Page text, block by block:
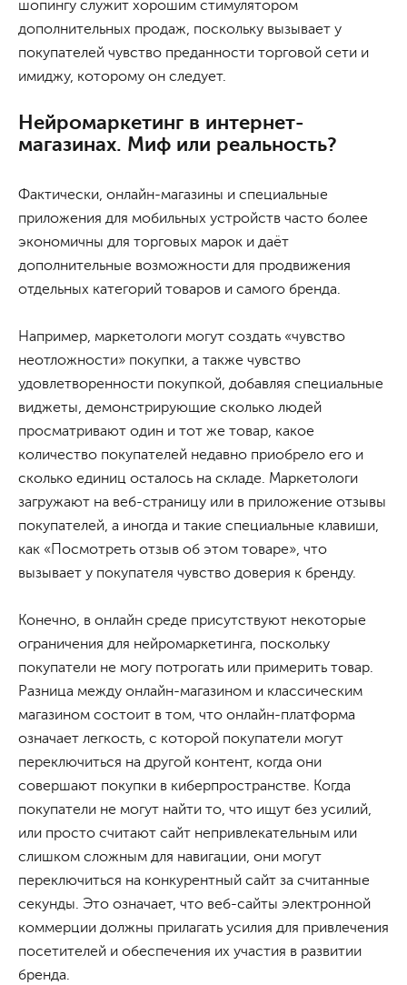
шопингу служит хорошим стимулятором
дополнительных продаж, поскольку вызывает у
покупателей чувство преданности торговой сети и
имиджу, которому он следует.
Нейромаркетинг в интернет-
магазинах. Миф или реальность?
Фактически, онлайн-магазины и специальные
приложения для мобильных устройств часто более
экономичны для торговых марок и даёт
дополнительные возможности для продвижения
отдельных категорий товаров и самого бренда.
Например, маркетологи могут создать «чувство
неотложности» покупки, а также чувство
удовлетворенности покупкой, добавляя специальные
виджеты, демонстрирующие сколько людей
просматривают один и тот же товар, какое
количество покупателей недавно приобрело его и
сколько единиц осталось на складе. Маркетологи
загружают на веб-страницу или в приложение отзывы
покупателей, а иногда и такие специальные клавиши,
как «Посмотреть отзыв об этом товаре», что
вызывает у покупателя чувство доверия к бренду.
Конечно, в онлайн среде присутствуют некоторые
ограничения для нейромаркетинга, поскольку
покупатели не могу потрогать или примерить товар.
Разница между онлайн-магазином и классическим
магазином состоит в том, что онлайн-платформа
означает легкость, с которой покупатели могут
переключиться на другой контент, когда они
совершают покупки в киберпространстве. Когда
покупатели не могут найти то, что ищут без усилий,
или просто считают сайт непривлекательным или
слишком сложным для навигации, они могут
переключиться на конкурентный сайт за считанные
секунды. Это означает, что веб-сайты электронной
коммерции должны прилагать усилия для привлечения
посетителей и обеспечения их участия в развитии
бренда.